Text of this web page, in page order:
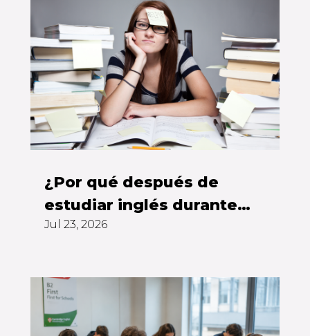
¿Por qué después de
estudiar inglés durante
años todavía no puedes
Jul 23, 2026